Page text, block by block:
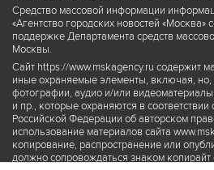
Средство массовой информации
«Агентство городских новостей «Москва»
поддержке Департамента средств
Москвы.
Сайт https://www.mskagency.ru содержит
иные охраняемые элементы, включая, но,
фотографии, аудио и/или
и пр., которые охраняются в соответствии
Российской Федерации об авторском
использование материалов сайта
копирование, распространение или
должно сопровождаться знаком копирайт